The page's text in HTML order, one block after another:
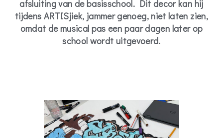
afsluiting van de basisschool. Dit decor kan hij
tijdens ARTISjiek, jammer genoeg, niet laten zien,
omdat de musical pas een paar dagen later op
school wordt uitgevoerd.